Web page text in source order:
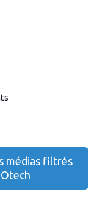
médias filtrés